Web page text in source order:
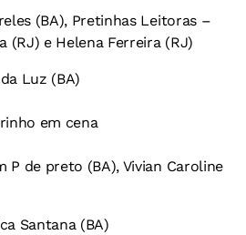
(BA), Pretinhas Leitoras –
(RJ) e Helena Ferreira (RJ)
Luz (BA)
em cena
P de preto (BA), Vivian Caroline
Santana (BA)